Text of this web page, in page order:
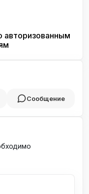
авторизованным
Сообщение